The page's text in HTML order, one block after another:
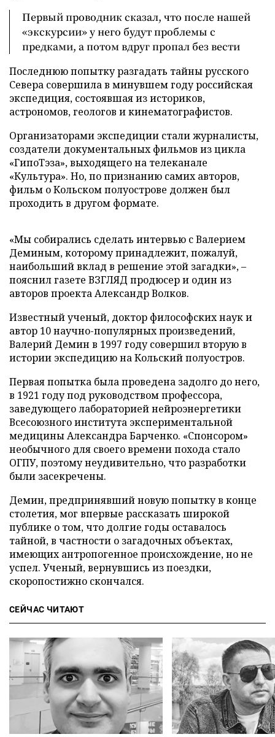
Первый проводник сказал, что после нашей
«экскурсии» у него будут проблемы с
предками, а потом вдруг пропал без вести
Последнюю попытку разгадать тайны русского
Севера совершила в минувшем году российская
экспедиция, состоявшая из историков,
астрономов, геологов и кинематографистов.
Организаторами экспедиции стали журналисты,
создатели документальных фильмов из цикла
«ГипоТэза», выходящего на телеканале
«Культура». Но, по признанию самих авторов,
фильм о Кольском полуострове должен был
проходить в другом формате.
«Мы собирались сделать интервью с Валерием
Деминым, которому принадлежит, пожалуй,
наибольший вклад в решение этой загадки», –
пояснил газете ВЗГЛЯД продюсер и один из
авторов проекта Александр Волков.
Известный ученый, доктор философских наук и
автор 10 научно-популярных произведений,
Валерий Демин в 1997 году совершил вторую в
истории экспедицию на Кольский полуостров.
Первая попытка была проведена задолго до него,
в 1921 году под руководством профессора,
заведующего лабораторией нейроэнергетики
Всесоюзного института экспериментальной
медицины Александра Барченко. «Спонсором»
необычного для своего времени похода стало
ОГПУ, поэтому неудивительно, что разработки
были засекречены.
Демин, предпринявший новую попытку в конце
столетия, мог впервые рассказать широкой
публике о том, что долгие годы оставалось
тайной, в частности о загадочных объектах,
имеющих антропогенное происхождение, но не
успел. Ученый, вернувшись из поездки,
скоропостижно скончался.
СЕЙЧАС ЧИТАЮТ